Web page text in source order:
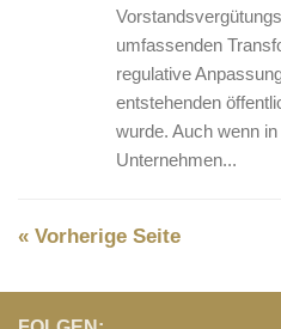
umfassenden
regulative
entstehenden
wurde. Auch wenn
Unternehmen...
« Vorherige Seite